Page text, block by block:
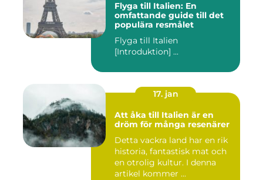
Flyga till Italien: En
omfattande guide till det
populära resmålet
Flyga till Italien
[Introduktion] ...
17. jan
Att åka till Italien är en
dröm för många resenärer
Detta vackra land har en rik
historia, fantastisk mat och
en otrolig kultur. I denna
artikel kommer ...